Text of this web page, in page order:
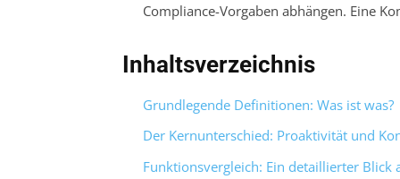
Compliance-Vorgaben abhängen. Eine
Inhaltsverzeichnis
Grundlegende Definitionen: Was ist was?
Der Kernunterschied: Proaktivität und
Funktionsvergleich: Ein detaillierter Blick